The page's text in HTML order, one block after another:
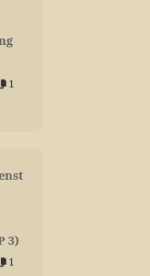
1
3)
1